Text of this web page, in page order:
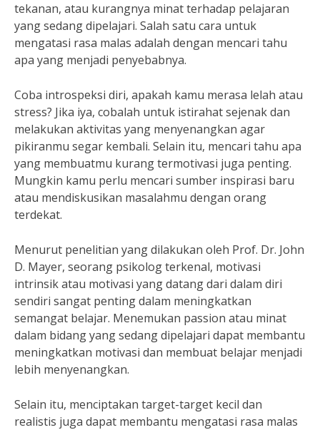
tekanan, atau kurangnya minat terhadap pelajaran
yang sedang dipelajari. Salah satu cara untuk
mengatasi rasa malas adalah dengan mencari tahu
apa yang menjadi penyebabnya.
Coba introspeksi diri, apakah kamu merasa lelah atau
stress? Jika iya, cobalah untuk istirahat sejenak dan
melakukan aktivitas yang menyenangkan agar
pikiranmu segar kembali. Selain itu, mencari tahu apa
yang membuatmu kurang termotivasi juga penting.
Mungkin kamu perlu mencari sumber inspirasi baru
atau mendiskusikan masalahmu dengan orang
terdekat.
Menurut penelitian yang dilakukan oleh Prof. Dr. John
D. Mayer, seorang psikolog terkenal, motivasi
intrinsik atau motivasi yang datang dari dalam diri
sendiri sangat penting dalam meningkatkan
semangat belajar. Menemukan passion atau minat
dalam bidang yang sedang dipelajari dapat membantu
meningkatkan motivasi dan membuat belajar menjadi
lebih menyenangkan.
Selain itu, menciptakan target-target kecil dan
realistis juga dapat membantu mengatasi rasa malas